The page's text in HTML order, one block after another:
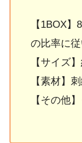
【1BOX
の比率に従
【サイズ
【素材】
【その他